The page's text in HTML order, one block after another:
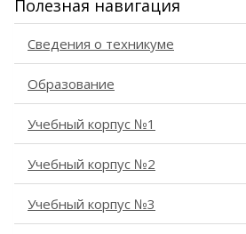
Полезная навигация
Сведения о техникуме
Образование
Учебный корпус №1
Учебный корпус №2
Учебный корпус №3